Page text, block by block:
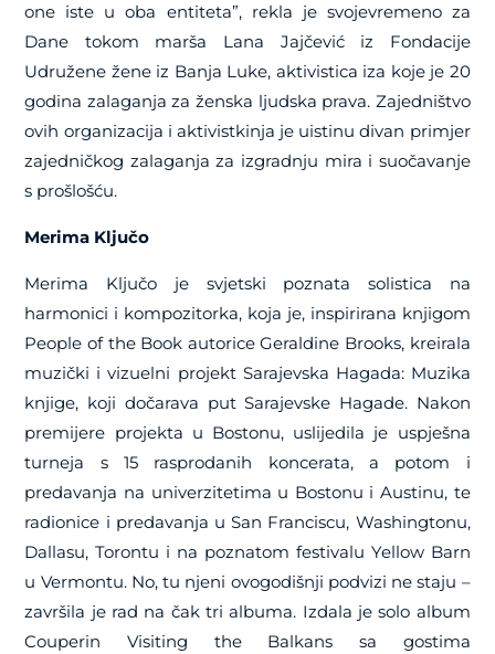
one iste u oba entiteta”, rekla je svojevremeno za
Dane tokom marša Lana Jajčević iz Fondacije
Udružene žene iz Banja Luke, aktivistica iza koje je 20
godina zalaganja za ženska ljudska prava. Zajedništvo
ovih organizacija i aktivistkinja je uistinu divan primjer
zajedničkog zalaganja za izgradnju mira i suočavanje
s prošlošću.
Merima Ključo
Merima Ključo je svjetski poznata solistica na
harmonici i kompozitorka, koja je, inspirirana knjigom
People of the Book autorice Geraldine Brooks, kreirala
muzički i vizuelni projekt Sarajevska Hagada: Muzika
knjige, koji dočarava put Sarajevske Hagade. Nakon
premijere projekta u Bostonu, uslijedila je uspješna
turneja s 15 rasprodanih koncerata, a potom i
predavanja na univerzitetima u Bostonu i Austinu, te
radionice i predavanja u San Franciscu, Washingtonu,
Dallasu, Torontu i na poznatom festivalu Yellow Barn
u Vermontu. No, tu njeni ovogodišnji podvizi ne staju –
završila je rad na čak tri albuma. Izdala je solo album
Couperin Visiting the Balkans sa gostima